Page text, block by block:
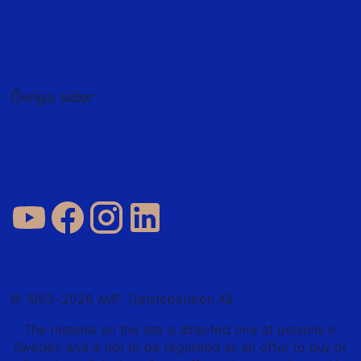
Övriga sidor
© 1993–2026 AMF Tjänstepension AB
The material on this site is directed only at persons in
Sweden and is not to be regarded as an offer to buy or